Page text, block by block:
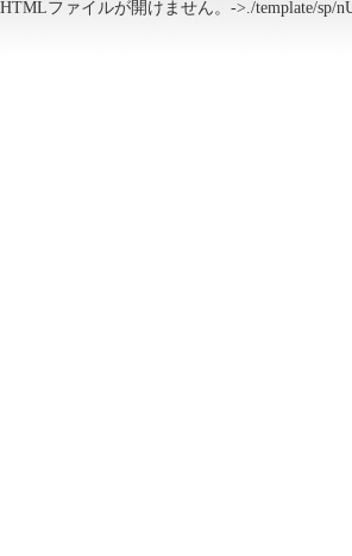
HTMLファイルが開けません。->./template/sp/